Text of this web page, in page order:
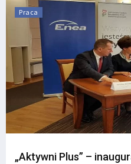
Praca
„Aktywni Plus” –